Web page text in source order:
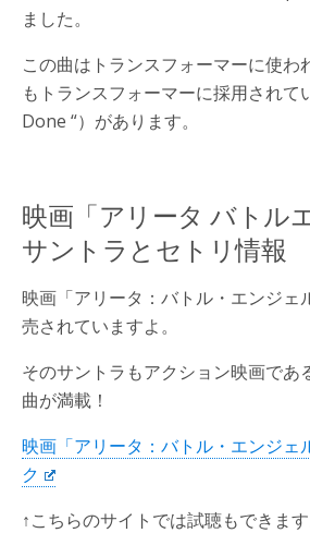
ました。
この曲はトランスフォーマーに使わ
もトランスフォーマーに採用されて
Done “）があります。
映画「アリータ バトル
サントラとセトリ情報
映画「アリータ：バトル・エンジェ
売されていますよ。
そのサントラもアクション映画であ
曲が満載！
映画「アリータ：バトル・エンジェ
ク
↑こちらのサイトでは試聴もできます